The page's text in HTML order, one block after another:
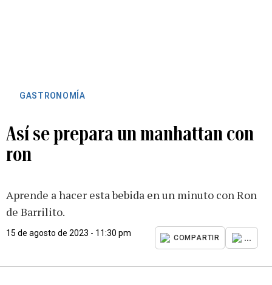
GASTRONOMÍA
Así se prepara un manhattan con
ron
Aprende a hacer esta bebida en un minuto con Ron
de Barrilito.
15 de agosto de 2023 - 11:30 pm
COMPARTIR ...